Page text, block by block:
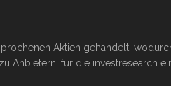
Aktien gehandelt,
Anbietern, für die investresearch